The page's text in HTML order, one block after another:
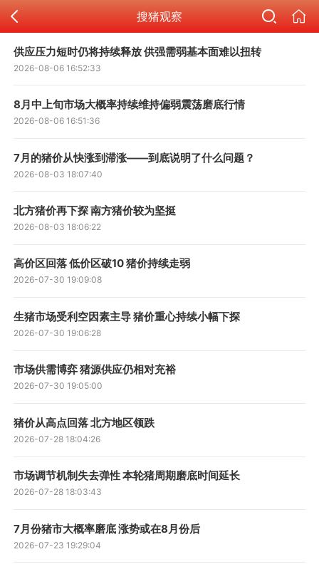
搜猪观察
供应压力短时仍将持续释放 供强需弱基本面难以扭转
2026-08-06 16:52:33
8月中上旬市场大概率持续维持偏弱震荡磨底行情
2026-08-06 16:51:36
7月的猪价从快涨到滞涨——到底说明了什么问题？
2026-08-03 18:07:40
北方猪价再下探 南方猪价较为坚挺
2026-08-03 18:06:22
高价区回落 低价区破10 猪价持续走弱
2026-07-30 19:09:08
生猪市场受利空因素主导 猪价重心持续小幅下探
2026-07-30 19:06:28
市场供需博弈 猪源供应仍相对充裕
2026-07-30 19:05:00
猪价从高点回落 北方地区领跌
2026-07-28 18:04:26
市场调节机制失去弹性 本轮猪周期磨底时间延长
2026-07-28 18:03:43
7月份猪市大概率磨底 涨势或在8月份后
2026-07-23 19:29:04